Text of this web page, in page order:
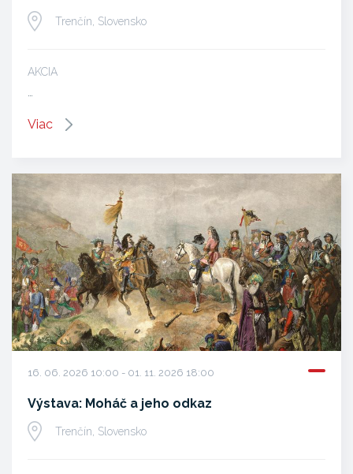
Trenčín, Slovensko
AKCIA
Viac
16. 06. 2026 10:00 - 01. 11. 2026 18:00
Výstava: Moháč a jeho odkaz
Trenčín, Slovensko